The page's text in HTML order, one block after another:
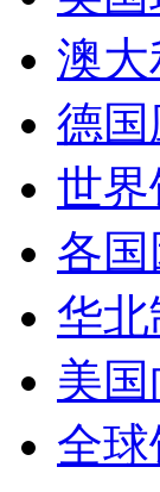
澳
德国
世界
各
华北
美
全